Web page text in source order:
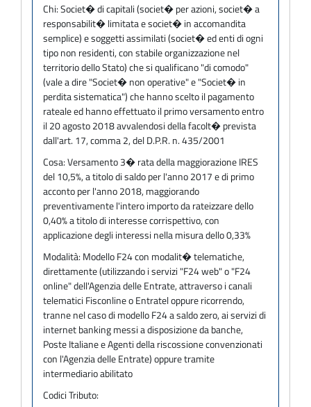
Chi:Societ� di capitali (societ� per azioni, societ� a
responsabilit� limitata e societ� in accomandita
semplice) e soggetti assimilati (societ� ed enti di ogni
tipo non residenti, con stabile organizzazione nel
territorio dello Stato) che si qualificano "di comodo"
(vale a dire "Societ� non operative" e "Societ� in
perdita sistematica") che hanno scelto il pagamento
rateale ed hanno effettuato il primo versamento entro
il 20 agosto 2018 avvalendosi della facolt� prevista
dall'art. 17, comma 2, del D.P.R. n. 435/2001
Cosa:Versamento 3� rata della maggiorazione IRES
del 10,5%, a titolo di saldo per l'anno 2017 e di primo
acconto per l'anno 2018, maggiorando
preventivamente l'intero importo da rateizzare dello
0,40% a titolo di interesse corrispettivo, con
applicazione degli interessi nella misura dello 0,33%
Modalità: Modello F24 con modalit� telematiche,
direttamente (utilizzando i servizi "F24 web" o "F24
online" dell'Agenzia delle Entrate, attraverso i canali
telematici Fisconline o Entratel oppure ricorrendo,
tranne nel caso di modello F24 a saldo zero, ai servizi di
internet banking messi a disposizione da banche,
Poste Italiane e Agenti della riscossione convenzionati
con l'Agenzia delle Entrate) oppure tramite
intermediario abilitato
Codici Tributo: